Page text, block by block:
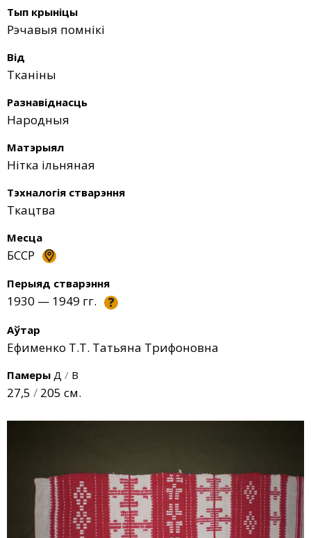
Тып крыніцы
Рэчавыя помнікі
Від
Тканіны
Разнавіднасць
Народныя
Матэрыял
Нітка ільняная
Тэхналогія стварэння
Ткацтва
Месца
БССР
Перыяд стварэння
1930 — 1949 гг. ?
Аўтар
Ефименко Т.Т. Татьяна Трифоновна
Памеры Д / В
27,5 / 205 см.